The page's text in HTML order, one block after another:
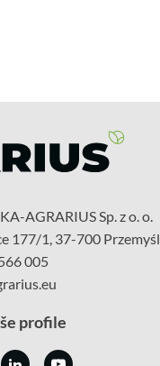
AGRARIUS Sp. z o. o.
177/1, 37-700 Przemyśl
005
profile